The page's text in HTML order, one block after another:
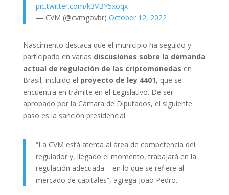
pic.twitter.com/k3VBY5xoqx
— CVM (@cvmgovbr) October 12, 2022
Nascimento destaca que el municipio ha seguido y
participado en varias discusiones sobre la demanda
actual de regulación de las criptomonedas en
Brasil, incluido el proyecto de ley 4401, que se
encuentra en trámite en el Legislativo. De ser
aprobado por la Cámara de Diputados, el siguiente
paso es la sanción presidencial.
“La CVM está atenta al área de competencia del
regulador y, llegado el momento, trabajará en la
regulación adecuada – en lo que se refiere al
mercado de capitales”, agrega João Pedro.